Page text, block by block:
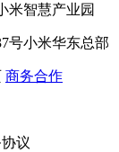
米智慧产业园
号小米华东总部
商务合作
议